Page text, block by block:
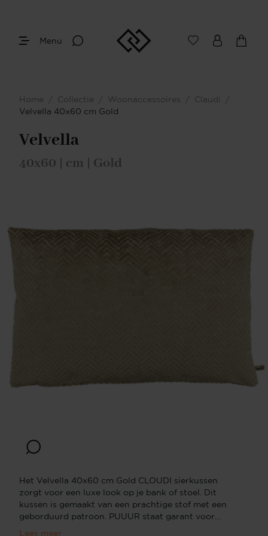
Menu
Home / Collectie / Woonaccessoires / Claudi
/
Velvella 40x60 cm Gold
Velvella
40x60 | cm | Gold
Het Velvella 40x60 cm Gold CLOUDI sierkussen
zorgt voor een luxe look op je bank of stoel. Dit
kussen is gemaakt van een prachtige stof met een
geborduurd patroon. PUUUR staat garant voor
Lees meer